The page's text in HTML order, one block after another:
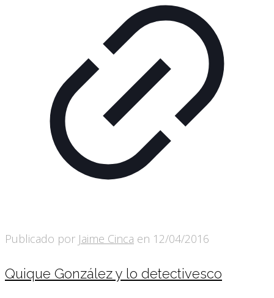
Publicado por Jaime Cinca en 12/04/2016
Quique González y lo detectivesco